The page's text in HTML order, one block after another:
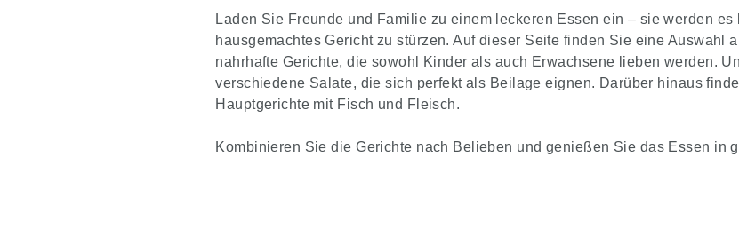
Laden Sie Freunde und Familie zu einem leckeren Essen ein – sie werden
hausgemachtes Gericht zu stürzen. Auf dieser Seite finden Sie eine Auswahl
nahrhafte Gerichte, die sowohl Kinder als auch Erwachsene lieben werden.
verschiedene Salate, die sich perfekt als Beilage eignen. Darüber hinaus
Hauptgerichte mit Fisch und Fleisch.
Kombinieren Sie die Gerichte nach Belieben und genießen Sie das Essen in